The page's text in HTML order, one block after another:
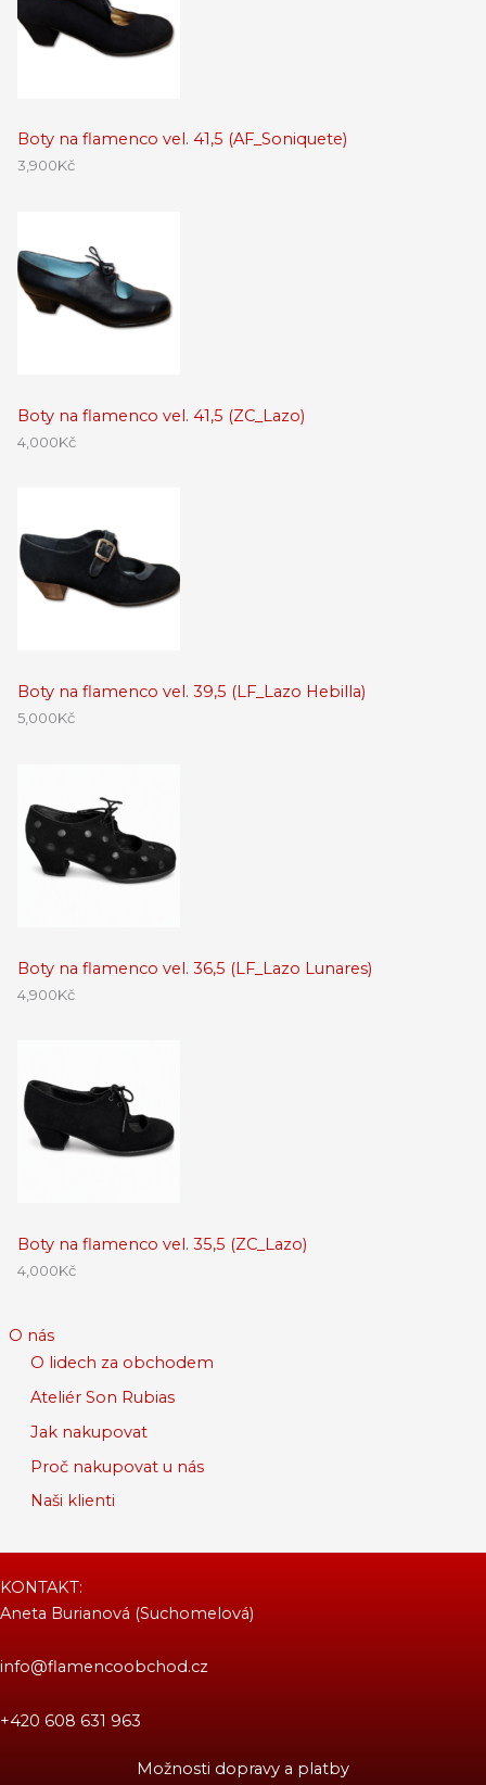
Boty na flamenco vel. 41,5 (AF_Soniquete)
3,900Kč
Boty na flamenco vel. 41,5 (ZC_Lazo)
4,000Kč
Boty na flamenco vel. 39,5 (LF_Lazo Hebilla)
5,000Kč
Boty na flamenco vel. 36,5 (LF_Lazo Lunares)
4,900Kč
Boty na flamenco vel. 35,5 (ZC_Lazo)
4,000Kč
O nás
O lidech za obchodem
Ateliér Son Rubias
Jak nakupovat
Proč nakupovat u nás
Naši klienti
KONTAKT:
Aneta Burianová (Suchomelová)
info@flamencoobchod.cz
+420 608 631 963
Možnosti dopravy a platby